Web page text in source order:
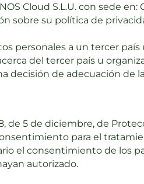
Cloud S.L.U. con sede en:
sobre su política de
personales a un tercer
del tercer país u
decisión de adecuación de
de 5 de diciembre, de
para el
el consentimiento de los
autorizado.